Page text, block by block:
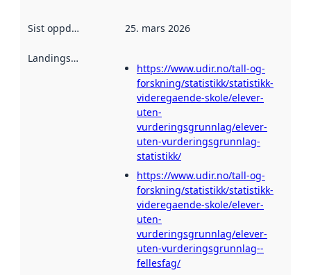
Sist oppdatert 25. mars 2026
Landingsside
https://www.udir.no/tall-og-
forskning/statistikk/statistikk-
videregaende-skole/elever-
uten-
vurderingsgrunnlag/elever-
uten-vurderingsgrunnlag-
statistikk/
https://www.udir.no/tall-og-
forskning/statistikk/statistikk-
videregaende-skole/elever-
uten-
vurderingsgrunnlag/elever-
uten-vurderingsgrunnlag--
fellesfag/